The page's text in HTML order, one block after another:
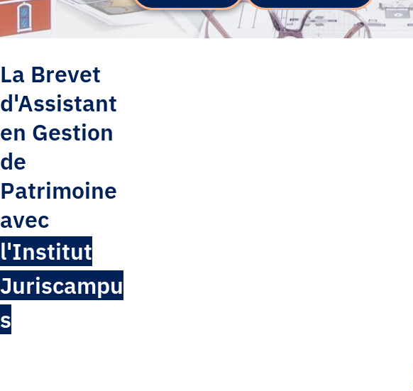
La Brevet
d'Assistant
en Gestion
de
Patrimoine
avec
l'Institut
Juriscampu
s